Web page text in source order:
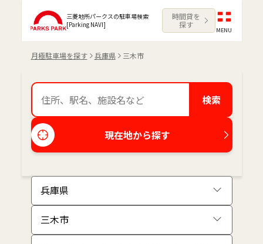
三菱地所パークスの駐車場検索
[Parking NAVI]
時間貸を
探す
MENU
月極駐車場を探す 兵庫県 三木市
検索
現在地から探す